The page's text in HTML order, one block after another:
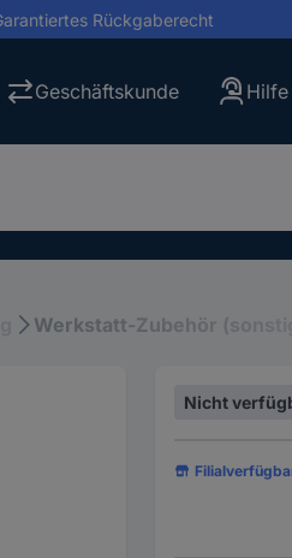
Rückgaberecht
Geschäftskunde
Werkstatt-Zubehör
Nicht